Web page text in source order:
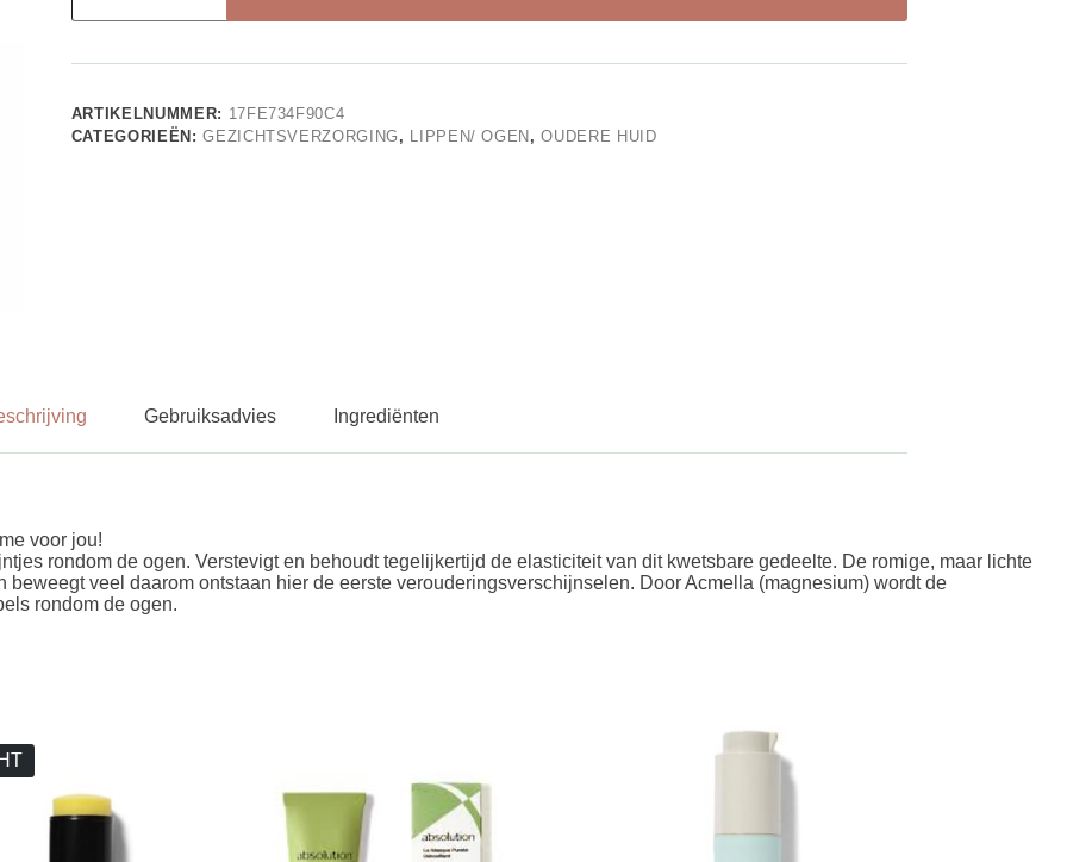
KALMEERT,
EN
VEROUDERING
aantal
ARTIKELNUMMER: 17FE734F90C4
CATEGORIEËN:GEZICHTSVERZORGING , LIPPEN/ OGEN ,OUDERE HUID
Gebruiksadvies Ingrediënten
voor jou!
rondom de ogen. Verstevigt en behoudt tegelijkertijd de elasticiteit van dit kwetsbare gedeelte. De romige, maar lichte
veel daarom ontstaan hier de eerste verouderingsverschijnselen. Door Acmella (magnesium) wordt de
rondom de ogen.